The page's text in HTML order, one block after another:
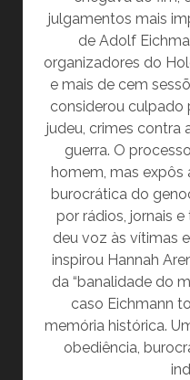
julgamentos mais
de Adolf
organizadores do
e mais de cem
considerou culpado
judeu, crimes contra
guerra. O
homem, mas expôs
burocrática do
por rádios, jornais
deu voz às vítimas
inspirou Hannah
da “banalidade do
caso Eichmann
memória histórica.
obediência,